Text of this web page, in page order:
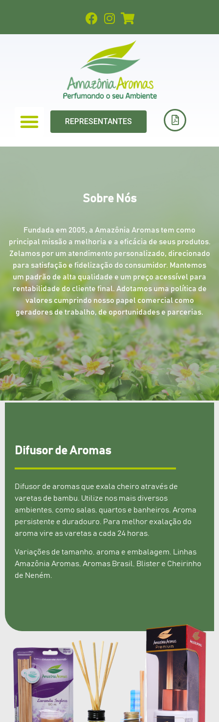
REPRESENTANTES
Sobre Nós
Fundada em 2005, a Amazônia Aromas tem como
principal missão a melhoria e a eficácia de seus produtos.
Zelamos por um atendimento personalizado, direcionado
para satisfação e fidelização do consumidor. Mantemos
um padrão de alta qualidade e um preço acessível para
rentabilidade do cliente final. Adotamos uma política de
valores cumprindo nosso papel comercial como
geradores de trabalho, de oportunidades e parcerias.
Difusor de Aromas
Difusor de aromas que exala cheiro através de
varetas de bambu. Utilize nos mais diversos
ambientes, como salas, quartos e banheiros. Aroma
persistente e duradouro. Para melhor exalação do
aroma vire as varetas a cada 24 horas.
Variações de tamanho, aroma e embalagem. Linhas
Amazônia Aromas, Aromas Brasil, Blister e Cheirinho
de Neném.